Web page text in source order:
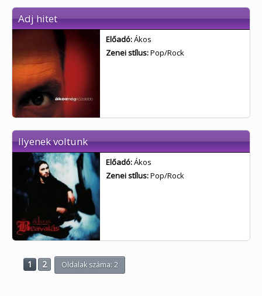
Adj hitet
Előadó:Ákos
Zenei stílus:Pop/Rock
Ilyenek voltunk
Előadó:Ákos
Zenei stílus:Pop/Rock
1 2 Oldalak száma: 2